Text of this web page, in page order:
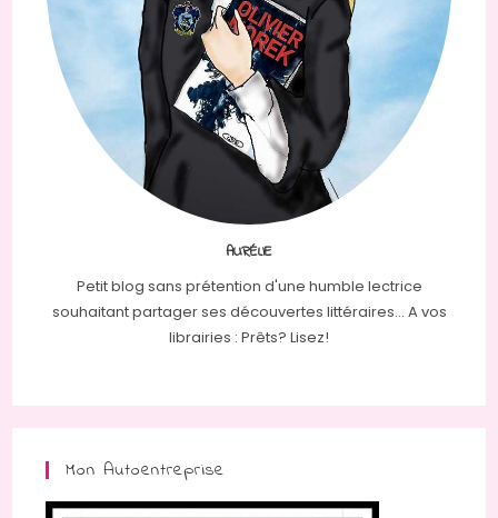
AURÉLIE
Petit blog sans prétention d'une humble lectrice
souhaitant partager ses découvertes littéraires... A vos
librairies : Prêts? Lisez!
Mon Autoentreprise